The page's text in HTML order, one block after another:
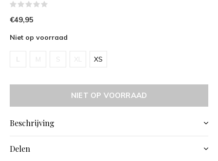
€49,95
Niet op voorraad
L M S XL XS
NIET OP VOORRAAD
Beschrijving
Delen